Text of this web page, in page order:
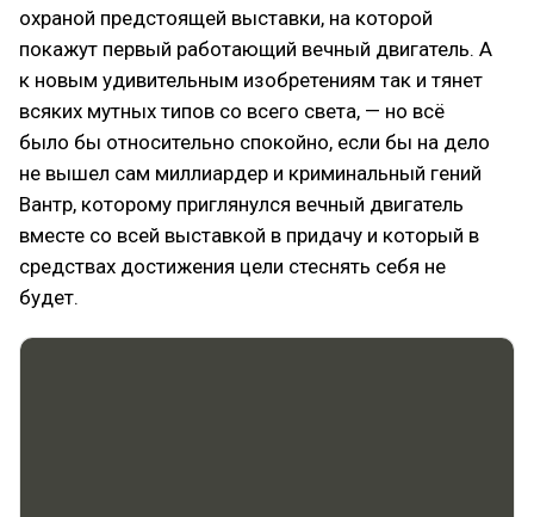
охраной предстоящей выставки, на которой
покажут первый работающий вечный двигатель. А
к новым удивительным изобретениям так и тянет
всяких мутных типов со всего света, — но всё
было бы относительно спокойно, если бы на дело
не вышел сам миллиардер и криминальный гений
Вантр, которому приглянулся вечный двигатель
вместе со всей выставкой в придачу и который в
средствах достижения цели стеснять себя не
будет.